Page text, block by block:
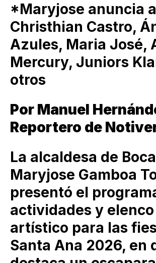
*Maryjose anuncia a
Christhian Castro,
Azules, Maria José,
Mercury, Juniors
otros
Por Manuel
Reportero de
La alcaldesa de
Maryjose Gamboa
presentó el
actividades y elenco
artístico para las
Santa Ana 2026, en